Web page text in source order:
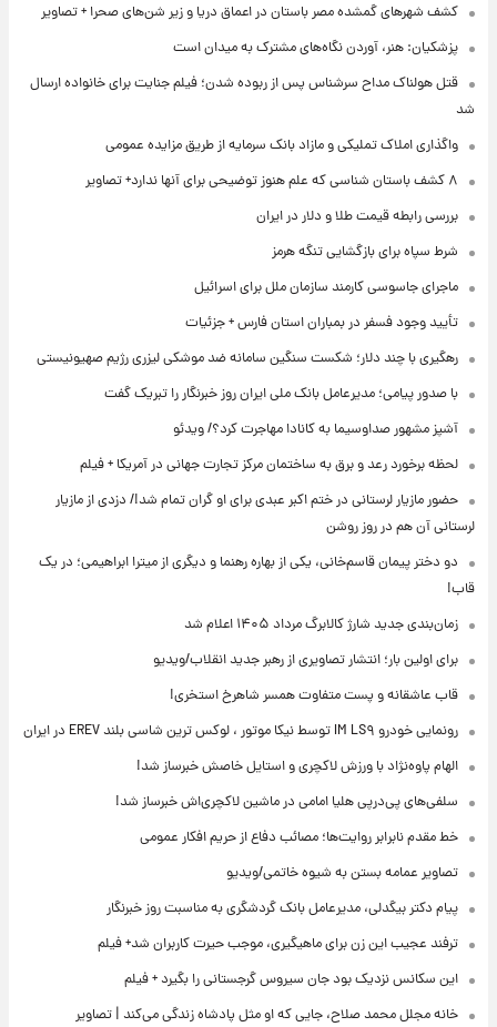
کشف شهرهای گمشده مصر باستان در اعماق دریا و زیر شن‌های صحرا + تصاویر
پزشکیان: هنر، آوردن نگاه‌های مشترک به میدان است
قتل هولناک مداح سرشناس پس از ربوده شدن؛ فیلم جنایت برای خانواده ارسال
شد
واگذاری املاک تملیکی و مازاد بانک سرمایه از طریق مزایده عمومی
۸ کشف باستان شناسی که علم هنوز توضیحی برای آنها ندارد+ تصاویر
بررسی رابطه قیمت طلا و دلار در ایران
شرط سپاه برای بازگشایی تنگه هرمز
ماجرای جاسوسی کارمند سازمان ملل برای اسرائیل
تأیید وجود فسفر در بمباران استان فارس + جزئیات
رهگیری با چند دلار؛ شکست سنگین سامانه ضد موشکی لیزری رژیم صهیونیستی
با صدور پیامی؛ مدیرعامل بانک ملی ایران روز خبرنگار را تبریک گفت
آشپز مشهور صداوسیما به کانادا مهاجرت کرد؟/ ویدئو
لحظه برخورد رعد و برق به ساختمان مرکز تجارت جهانی در آمریکا + فیلم
حضور مازیار لرستانی در ختم اکبر عبدی برای او گران تمام شد!/ دزدی از مازیار
لرستانی آن هم در روز روشن
دو دختر پیمان قاسم‌خانی، یکی از بهاره رهنما و دیگری از میترا ابراهیمی؛ در یک
قاب!
زمان‌بندی جدید شارژ کالابرگ مرداد ۱۴۰۵ اعلام شد
برای اولین بار؛ انتشار تصاویری از رهبر جدید انقلاب/ویدیو
قاب عاشقانه و پست متفاوت همسر شاهرخ استخری!
رونمایی خودرو IM LS۹ توسط نیکا موتور ، لوکس ترین شاسی بلند EREV در ایران
الهام پاوه‌نژاد با ورزش لاکچری و استایل خاصش خبرساز شد!
سلفی‌های پی‌درپی هلیا امامی در ماشین لاکچری‌اش خبرساز شد!
خط مقدم نابرابر روایت‌ها؛ مصائب دفاع از حریم افکار عمومی
تصاویر عمامه بستن به شیوه خاتمی/ویدیو
پیام دکتر بیگدلی، مدیرعامل بانک گردشگری به مناسبت روز خبرنگار
ترفند عجیب این زن برای ماهیگیری، موجب حیرت کاربران شد+ فیلم
این سکانس نزدیک بود جان سیروس گرجستانی را بگیرد + فیلم
خانه مجلل محمد صلاح، جایی که او مثل پادشاه زندگی می‌کند | تصاویر